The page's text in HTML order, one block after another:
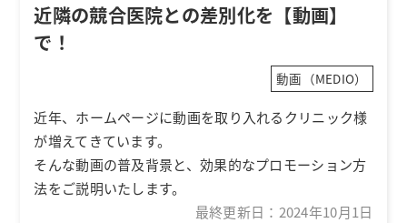
近隣の競合医院との差別化を【動画】
で！
動画（MEDIO）
近年、ホームページに動画を取り入れるクリニック様
が増えてきています。
そんな動画の普及背景と、効果的なプロモーション方
法をご説明いたします。
最終更新日： 2024年10月1日